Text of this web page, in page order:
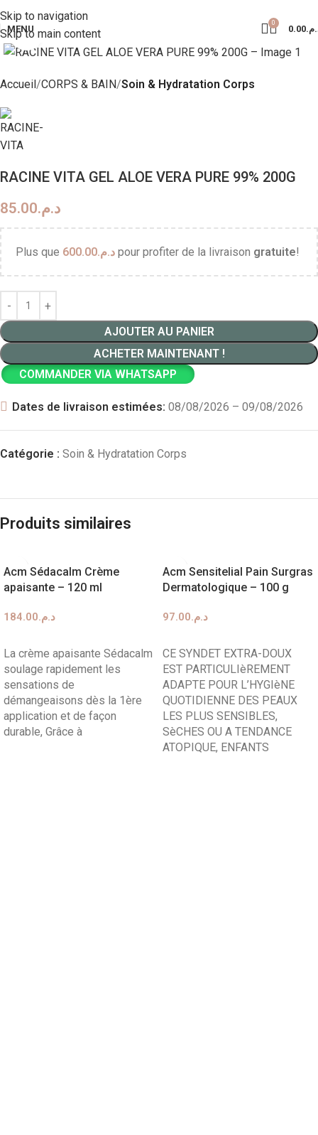
Skip to navigation
Skip to main content
MENU
0
0.00
Click to enlarge
Accueil CORPS & BAIN Soin & Hydratation Corps
RACINE VITA GEL ALOE VERA PURE 99% 200G
د.م.85.00
Plus que د.م.600.00 pour profiter de la livraison gratuite!
AJOUTER AU PANIER
ACHETER MAINTENANT !
COMMANDER VIA WHATSAPP
Dates de livraison estimées: 08/08/2026 – 09/08/2026
Catégorie : Soin & Hydratation Corps
Produits similaires
Acm Sédacalm Crème
apaisante – 120 ml
د.م.184.00
La crème apaisante Sédacalm
soulage rapidement les
sensations de
démangeaisons dès la 1ère
application et de façon
durable, Grâce à
Acm Sensitelial Pain Surgras
Dermatologique – 100 g
د.م.97.00
CE SYNDET EXTRA-DOUX
EST PARTICULIèREMENT
ADAPTE POUR L’HYGIèNE
QUOTIDIENNE DES PEAUX
LES PLUS SENSIBLES,
SèCHES OU A TENDANCE
ATOPIQUE, ENFANTS